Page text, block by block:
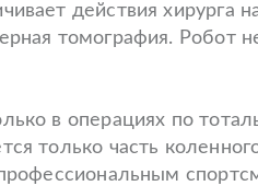
действия хирурга
томография. Робот
в операциях по
только часть